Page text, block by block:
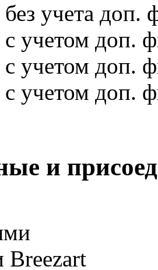
без учета доп.
с учетом доп.
с учетом доп.
с учетом доп.
и